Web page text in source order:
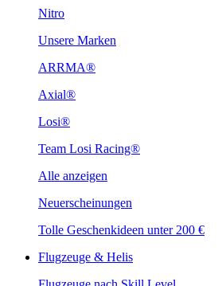
Nitro
Unsere Marken
ARRMA®
Axial®
Losi®
Team Losi Racing®
Alle anzeigen
Neuerscheinungen
Tolle Geschenkideen unter 200 €
Flugzeuge & Helis